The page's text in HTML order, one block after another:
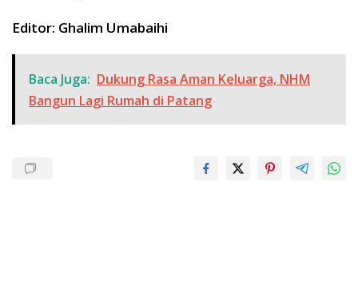
Editor: Ghalim Umabaihi
Baca Juga: Dukung Rasa Aman Keluarga, NHM
Bangun Lagi Rumah di Patang